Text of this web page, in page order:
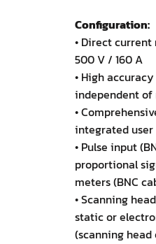
Configuration:
• Direct
500 V / 160 A
• High
independent of
•
integrated user
• Pulse input
proportional
meters (BNC
• Scanning
static or
(scanning